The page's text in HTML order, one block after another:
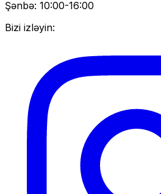
Şənbə: 10:00-16:00
Bizi izləyin: